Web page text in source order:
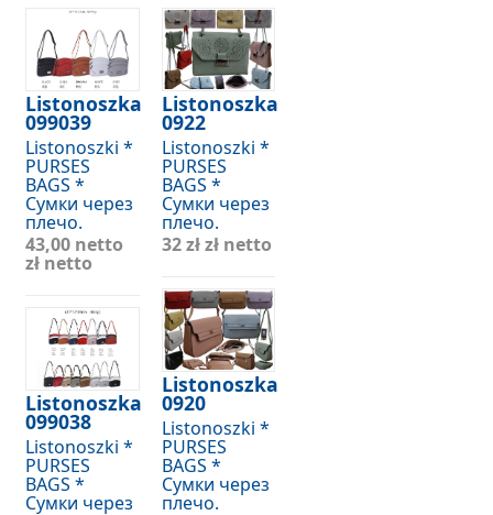
Listonoszka
099039
Listonoszki *
PURSES
BAGS *
Сумки через
плечо.
43,00 netto
zł netto
Listonoszka
099038
Listonoszki *
PURSES
BAGS *
Сумки через
Listonoszka
0922
Listonoszki *
PURSES
BAGS *
Сумки через
плечо.
32 złzł netto
Listonoszka
0920
Listonoszki *
PURSES
BAGS *
Сумки через
плечо.